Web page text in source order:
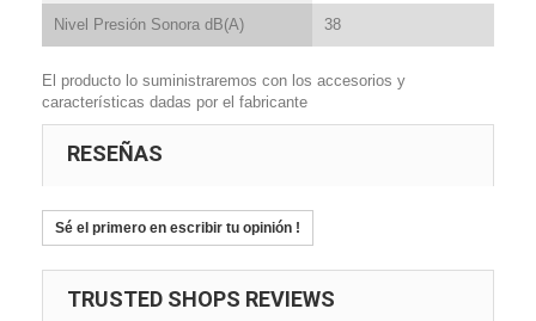
Nivel Presión Sonora dB(A) 38
El producto lo suministraremos con los accesorios y
características dadas por el fabricante
RESEÑAS
Sé el primero en escribir tu opinión !
TRUSTED SHOPS REVIEWS